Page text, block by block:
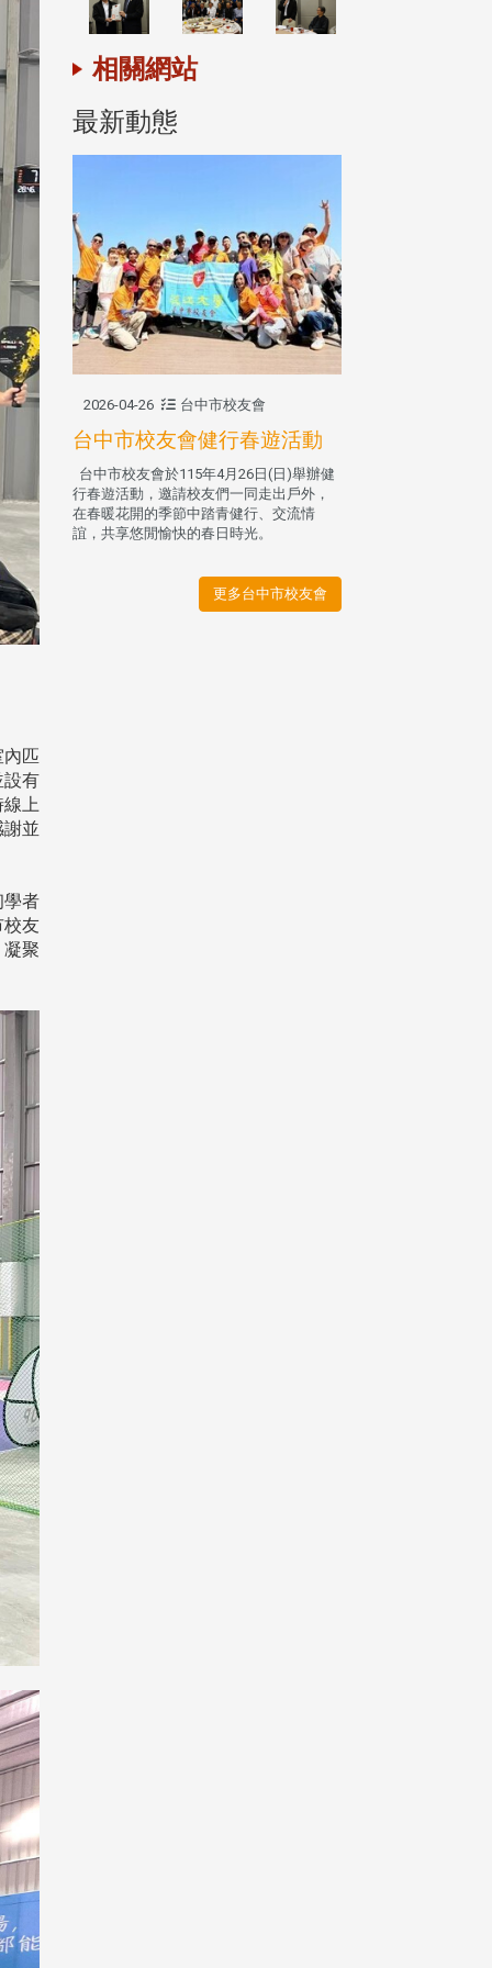
匹
有
上
並
者
友
聚
相關網站
最新動態
2026-04-26 台中市校友會
台中市校友會健行春遊活動
台中市校友會於115年4月26日(日)舉辦健
行春遊活動，邀請校友們一同走出戶外，
在春暖花開的季節中踏青健行、交流情
誼，共享悠閒愉快的春日時光。
更多台中市校友會